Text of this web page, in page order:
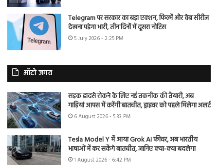
Telegram पर सरकार का बड़ा एक्शन, फिल्में और वेब सीरीज
देखना पड़ेगा भारी, तीन दिनों में दूसरा नोटिस
5 July 2026 - 2:25 PM
ऑटो जगत
सड़क हादसे रोकने के लिए नई तकनीक की तैयारी, अब
गाड़ियां आपस में करेंगी बातचीत, ड्राइवर को पहले मिलेगा अलर्ट
6 August 2026 - 5:33 PM
Tesla Model Y में आया Grok AI फीचर, अब भारतीय
भाषाओं में कर सकेंगे बातचीत, जानिए क्या-क्या बदलेगा
1 August 2026 - 6:42 PM